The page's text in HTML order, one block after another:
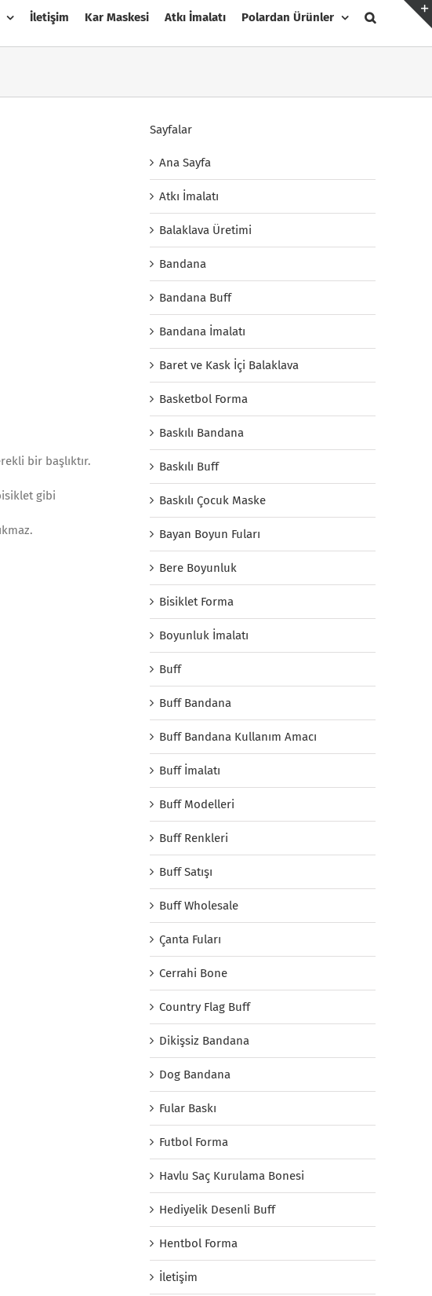
İletişim Kar Maskesi Atkı İmalatı Polardan Ürünler
bir başlıktır.
gibi
Sayfalar
Ana Sayfa
Atkı İmalatı
Balaklava Üretimi
Bandana
Bandana Buff
Bandana İmalatı
Baret ve Kask İçi Balaklava
Basketbol Forma
Baskılı Bandana
Baskılı Buff
Baskılı Çocuk Maske
Bayan Boyun Fuları
Bere Boyunluk
Bisiklet Forma
Boyunluk İmalatı
Buff
Buff Bandana
Buff Bandana Kullanım Amacı
Buff İmalatı
Buff Modelleri
Buff Renkleri
Buff Satışı
Buff Wholesale
Çanta Fuları
Cerrahi Bone
Country Flag Buff
Dikişsiz Bandana
Dog Bandana
Fular Baskı
Futbol Forma
Havlu Saç Kurulama Bonesi
Hediyelik Desenli Buff
Hentbol Forma
İletişim